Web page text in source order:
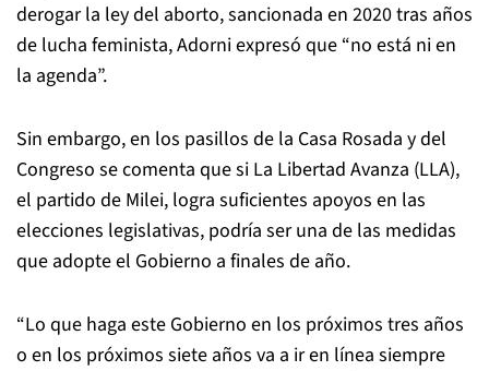
derogar la ley del aborto, sancionada en 2020 tras años
de lucha feminista, Adorni expresó que “no está ni en
la agenda”.
Sin embargo, en los pasillos de la Casa Rosada y del
Congreso se comenta que si La Libertad Avanza (LLA),
el partido de Milei, logra suficientes apoyos en las
elecciones legislativas, podría ser una de las medidas
que adopte el Gobierno a finales de año.
“Lo que haga este Gobierno en los próximos tres años
o en los próximos siete años va a ir en línea siempre